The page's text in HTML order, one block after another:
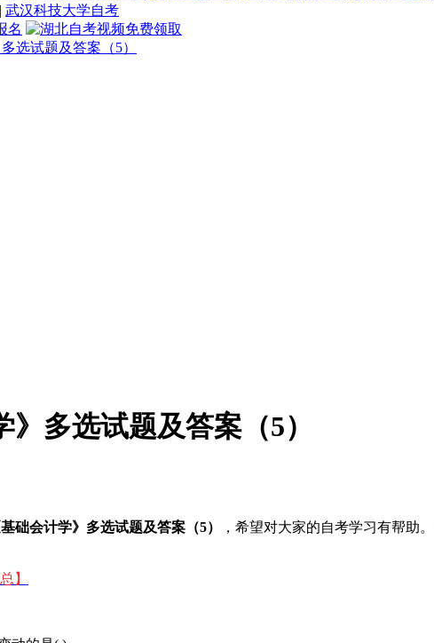
| 武汉科技大学自考
选试题及答案（5）
多选试题及答案（5）
础会计学》多选试题及答案（5） ，希望对大家的自考学习有帮助。
】